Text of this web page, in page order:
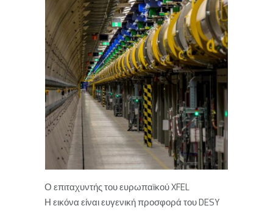
Ο επιταχυντής του ευρωπαϊκού XFEL
Η εικόνα είναι ευγενική προσφορά του DESY